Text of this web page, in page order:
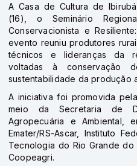
A Casa de Cultura de
(16), o Seminário
Conservacionista e
evento reuniu produtores
técnicos e lideranças da
voltadas à conservação
sustentabilidade da produção
A iniciativa foi promovida
meio da Secretaria de
Agropecuária e Ambiental,
Emater/RS-Ascar, Instituto
Tecnologia do Rio Grande do
Coopeagri.